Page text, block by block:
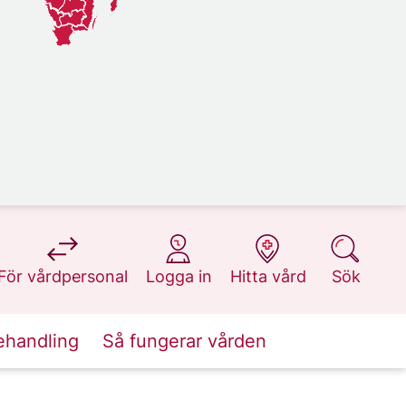
vårdpersonal
på 1177.se
Logga in
på 1177.se
Hitta vård
på 1177.se
Sök
på 1177.se
Så fungerar vården